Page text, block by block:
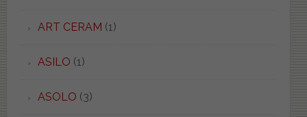
ART CERAM (1)
ASILO (1)
ASOLO (3)